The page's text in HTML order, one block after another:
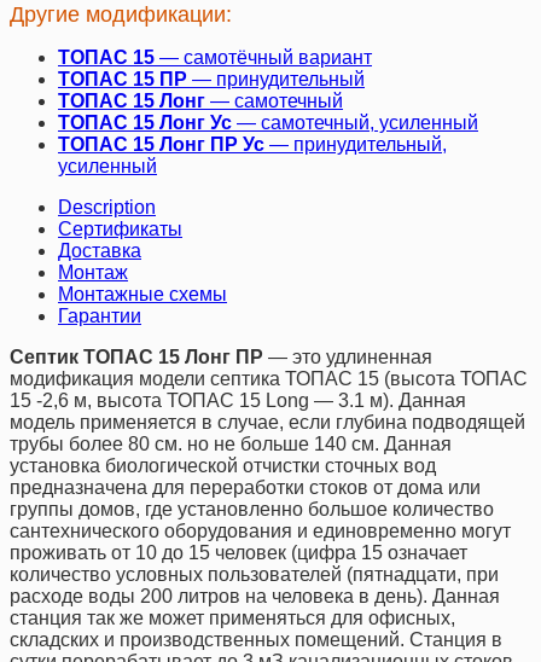
Другие модификации:
ТОПАС 15 — самотёчный вариант
ТОПАС 15 ПР — принудительный
ТОПАС 15 Лонг — самотечный
ТОПАС 15 Лонг Ус — самотечный, усиленный
ТОПАС 15 Лонг ПР Ус — принудительный,
усиленный
Description
Сертификаты
Доставка
Монтаж
Монтажные схемы
Гарантии
Септик ТОПАС 15 Лонг ПР — это удлиненная
модификация модели септика ТОПАС 15 (высота ТОПАС
15 -2,6 м, высота ТОПАС 15 Long — 3.1 м). Данная
модель применяется в случае, если глубина подводящей
трубы более 80 см. но не больше 140 см. Данная
установка биологической отчистки сточных вод
предназначена для переработки стоков от дома или
группы домов, где установленно большое количество
сантехнического оборудования и единовременно могут
проживать от 10 до 15 человек (цифра 15 означает
количество условных пользователей (пятнадцати, при
расходе воды 200 литров на человека в день). Данная
станция так же может применяться для офисных,
складских и производственных помещений. Станция в